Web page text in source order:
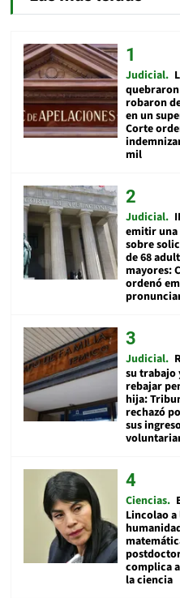
Judicial
robaron
en un
Corte
mil
Judicial
emitir
sobre
de 68
mayores:
ordenó
Judicial
su trabajo
rebajar
hija:
rechazó
sus
Ciencias
Lincolao a
complica
la ciencia